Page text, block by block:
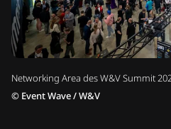
Networking Area des W&V Summit
© Event Wave / W&V